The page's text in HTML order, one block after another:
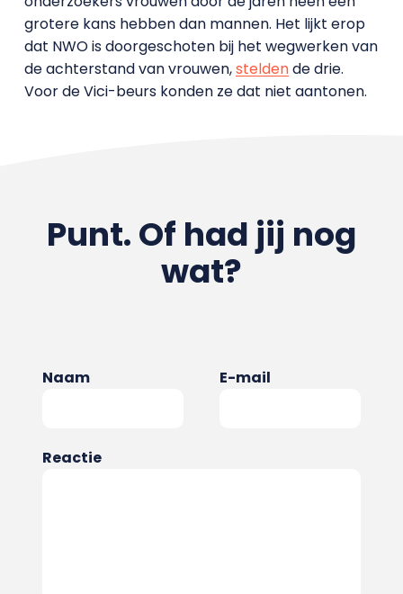
grotere kans hebben dan mannen. Het lijkt erop
dat NWO is doorgeschoten bij het wegwerken van
de achterstand van vrouwen,steldende drie.
Voor de Vici-beurs konden ze dat niet aantonen.
Punt. Of had jij nog
wat?
Naam E-mail
Reactie